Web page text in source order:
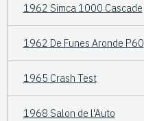
1962 Simca 1000 Cascade
1962 De Funes Aronde P60
1965 Crash Test
1968 Salon de l'Auto